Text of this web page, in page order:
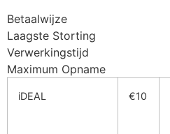
Betaalwijze
Laagste Storting
Verwerkingstijd
Maximum Opname
iDEAL €10